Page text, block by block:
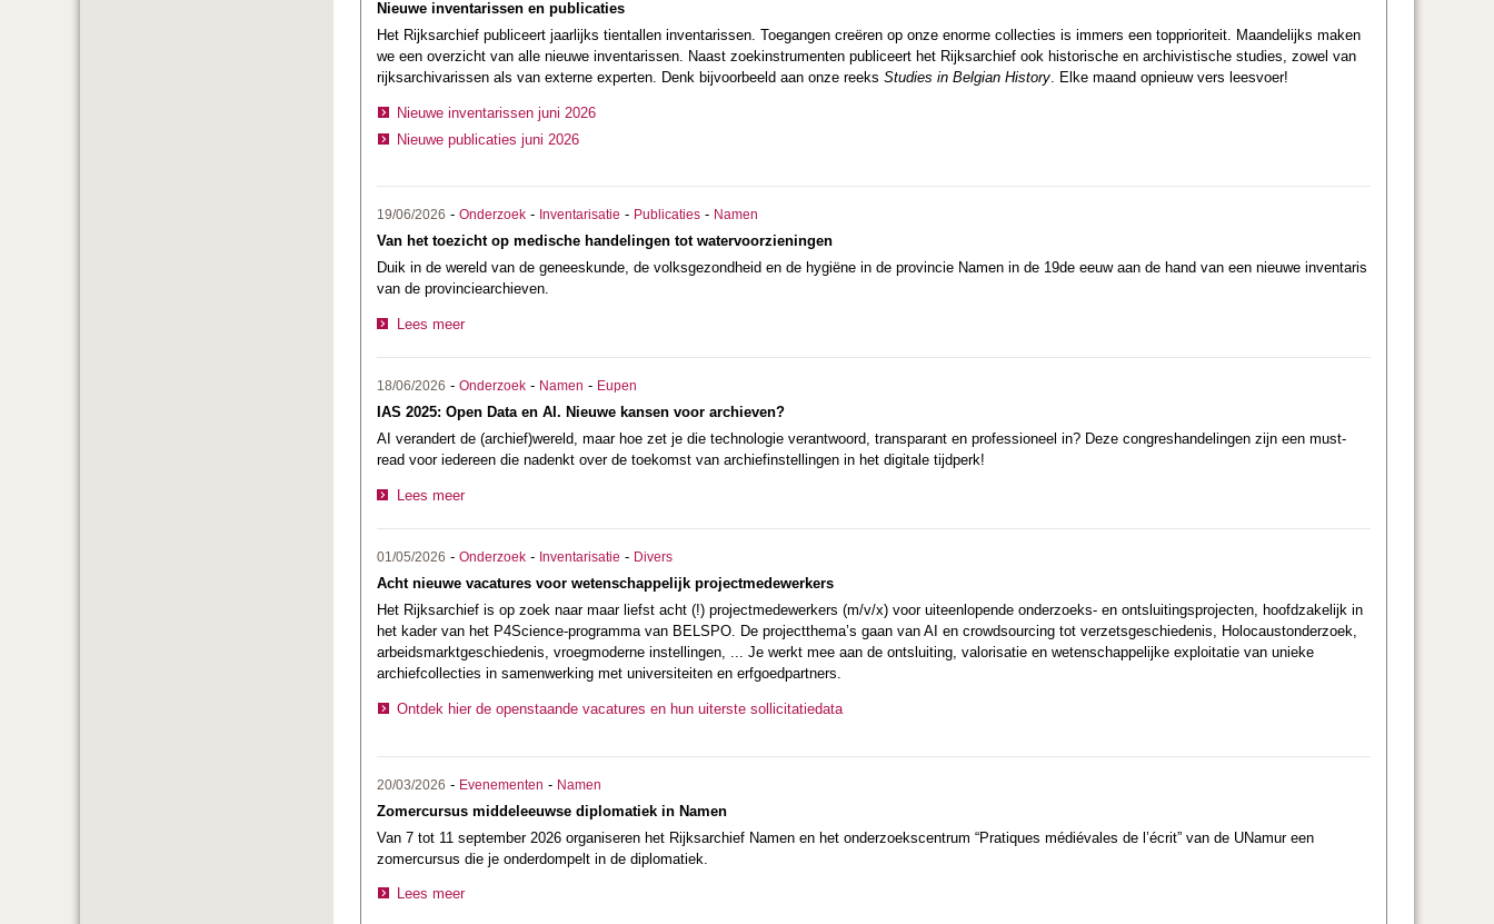
Nieuwe inventarissen en publicaties
Het Rijksarchief publiceert jaarlijks tientallen inventarissen. Toegangen creëren op onze enorme collecties is immers een topprioriteit. Maandelijks maken
we een overzicht van alle nieuwe inventarissen. Naast zoekinstrumenten publiceert het Rijksarchief ook historische en archivistische studies, zowel van
rijksarchivarissen als van externe experten. Denk bijvoorbeeld aan onze reeks Studies in Belgian History. Elke maand opnieuw vers leesvoer!
Nieuwe inventarissen juni 2026
Nieuwe publicaties juni 2026
19/06/2026 - Onderzoek- Inventarisatie - Publicaties- Namen
Van het toezicht op medische handelingen tot watervoorzieningen
Duik in de wereld van de geneeskunde, de volksgezondheid en de hygiëne in de provincie Namen in de 19de eeuw aan de hand van een nieuwe inventaris
van de provinciearchieven.
Lees meer
18/06/2026 - Onderzoek- Namen - Eupen
IAS 2025: Open Data en AI. Nieuwe kansen voor archieven?
AI verandert de (archief)wereld, maar hoe zet je die technologie verantwoord, transparant en professioneel in? Deze congreshandelingen zijn een must-
read voor iedereen die nadenkt over de toekomst van archiefinstellingen in het digitale tijdperk!
Lees meer
01/05/2026 - Onderzoek- Inventarisatie - Divers
Acht nieuwe vacatures voor wetenschappelijk projectmedewerkers
Het Rijksarchief is op zoek naar maar liefst acht (!) projectmedewerkers (m/v/x) voor uiteenlopende onderzoeks- en ontsluitingsprojecten, hoofdzakelijk in
het kader van het P4Science-programma van BELSPO. De projectthema’s gaan van AI en crowdsourcing tot verzetsgeschiedenis, Holocaustonderzoek,
arbeidsmarktgeschiedenis, vroegmoderne instellingen, ... Je werkt mee aan de ontsluiting, valorisatie en wetenschappelijke exploitatie van unieke
archiefcollecties in samenwerking met universiteiten en erfgoedpartners.
Ontdek hier de openstaande vacatures en hun uiterste sollicitatiedata
20/03/2026 - Evenementen - Namen
Zomercursus middeleeuwse diplomatiek in Namen
Van 7 tot 11 september 2026 organiseren het Rijksarchief Namen en het onderzoekscentrum “Pratiques médiévales de l’écrit” van de UNamur een
zomercursus die je onderdompelt in de diplomatiek.
Lees meer